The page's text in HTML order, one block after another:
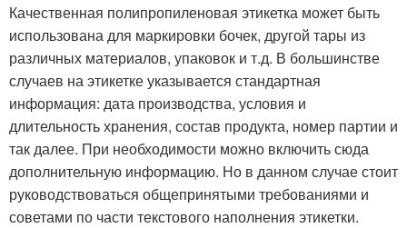
Качественная полипропиленовая этикетка может быть
использована для маркировки бочек, другой тары из
различных материалов, упаковок и т.д. В большинстве
случаев на этикетке указывается стандартная
информация: дата производства, условия и
длительность хранения, состав продукта, номер партии и
так далее. При необходимости можно включить сюда
дополнительную информацию. Но в данном случае стоит
руководствоваться общепринятыми требованиями и
советами по части текстового наполнения этикетки.